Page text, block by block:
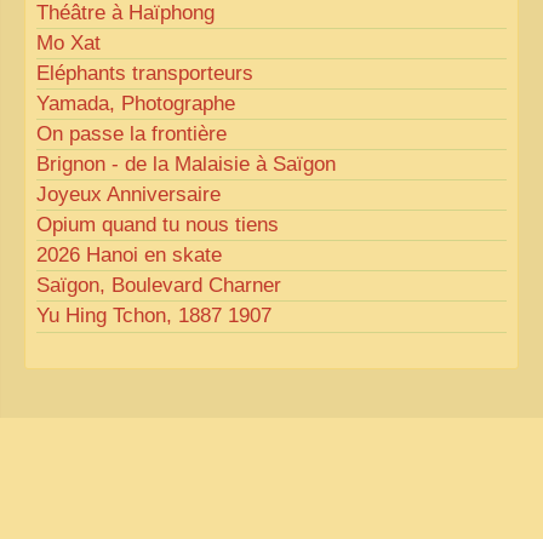
Théâtre à Haïphong
Mo Xat
Eléphants transporteurs
Yamada, Photographe
On passe la frontière
Brignon - de la Malaisie à Saïgon
Joyeux Anniversaire
Opium quand tu nous tiens
2026 Hanoi en skate
Saïgon, Boulevard Charner
Yu Hing Tchon, 1887 1907